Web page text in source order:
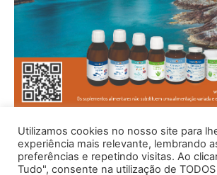
Utilizamos cookies no nosso site para
experiência mais relevante, lembrando
preferências e repetindo visitas. Ao
Tudo", consente na utilização de